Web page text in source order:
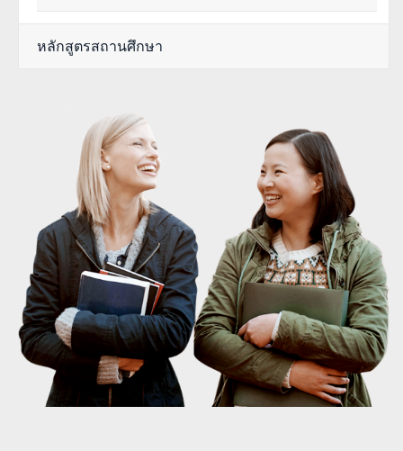
หลักสูตรสถานศึกษา